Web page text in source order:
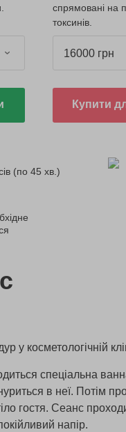
спрямовані на
токсинів.
16000 грн
Купити
(по 45 хв.)
у косметологічній
спеціальна
в неї. Потім
гостя. Сеанс
напір.